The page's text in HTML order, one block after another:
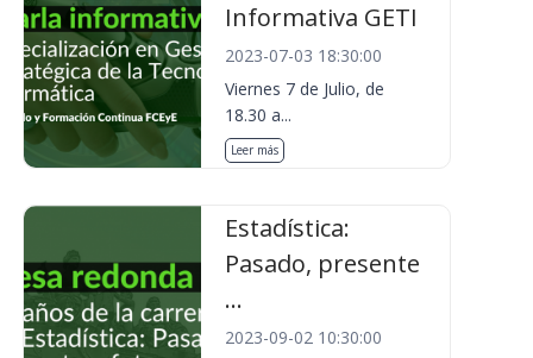
Informativa GETI
2023-07-03 18:30:00
Viernes 7 de Julio, de
18.30 a...
Leer más
Estadística:
Pasado, presente
...
2023-09-02 10:30:00